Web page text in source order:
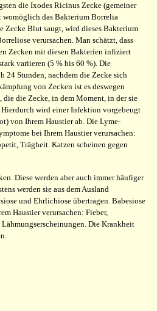
die Ixodes Ricinus Zecke (gemeiner
womöglich das Bakterium Borrelia
Zecke Blut saugt, wird dieses Bakterium
verursachen. Man schätzt, dass
Zecken mit diesen Bakterien infiziert
variieren (5 % bis 60 %). Die
24 Stunden, nachdem die Zecke sich
von Zecken ist es deswegen
die Zecke, in dem Moment, in der sie
wird einer Infektion vorgebeugt
von Ihrem Haustier ab. Die Lyme-
bei Ihrem Haustier verursachen:
Trägheit. Katzen scheinen gegen
Diese werden aber auch immer häufiger
werden sie aus dem Ausland
und Ehrlichiose übertragen. Babesiose
Haustier verursachen: Fieber,
Die Krankheit